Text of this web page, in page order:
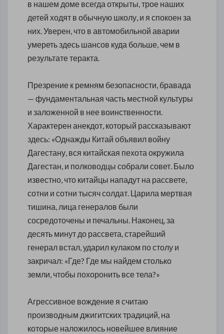
в нашем доме всегда открыты, трое наших
детей ходят в обычную школу, и я спокоен за
них. Уверен, что в автомобильной аварии
умереть здесь шансов куда больше, чем в
результате теракта.
Презрение к ремням безопасности, бравада
— фундаментальная часть местной культуры
и заложенной в нее воинственности.
Характерен анекдот, который рассказывают
здесь: «Однажды Китай объявил войну
Дагестану, вся китайская пехота окружила
Дагестан, и полководцы собрали совет. Было
известно, что китайцы нападут на рассвете,
сотни и сотни тысяч солдат. Царила мертвая
тишина, лица генералов были
сосредоточены и печальны. Наконец, за
десять минут до рассвета, старейший
генерал встал, ударил кулаком по столу и
закричал: «Где? Где мы найдем столько
земли, чтобы похоронить все тела?»
Агрессивное вождение я считаю
производным джигитских традиций, на
которые наложилось новейшее влияние